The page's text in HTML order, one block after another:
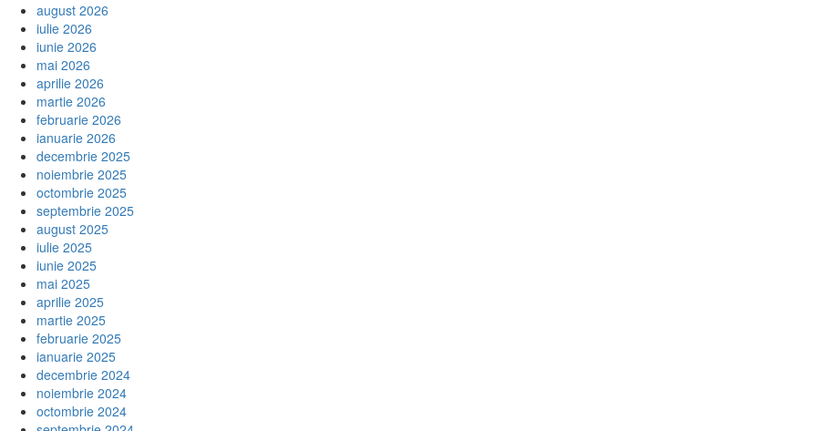
august 2026
iulie 2026
iunie 2026
mai 2026
aprilie 2026
martie 2026
februarie 2026
ianuarie 2026
decembrie 2025
noiembrie 2025
octombrie 2025
septembrie 2025
august 2025
iulie 2025
iunie 2025
mai 2025
aprilie 2025
martie 2025
februarie 2025
ianuarie 2025
decembrie 2024
noiembrie 2024
octombrie 2024